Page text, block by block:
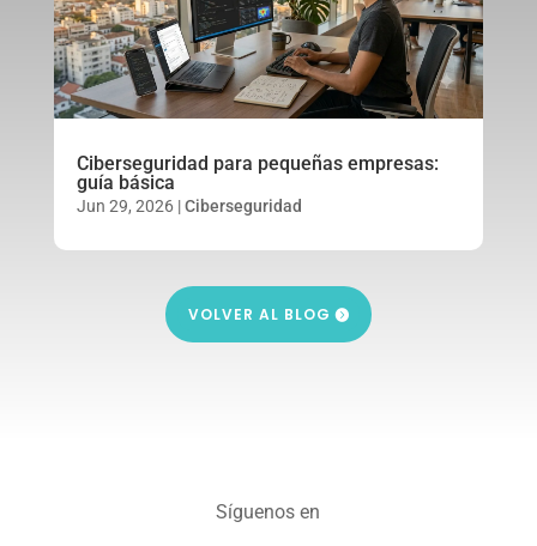
Ciberseguridad para pequeñas empresas:
guía básica
Jun 29, 2026|Ciberseguridad
VOLVER AL BLOG
Síguenos en